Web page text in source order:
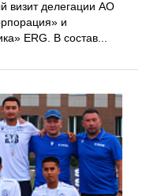
визит делегации АО
и
ERG. В состав...